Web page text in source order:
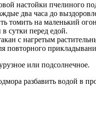
настойки пчелиного
два часа до
томить на маленький
сутки перед едой.
с нагретым
повторного
или подсолнечное.
разбавить водой